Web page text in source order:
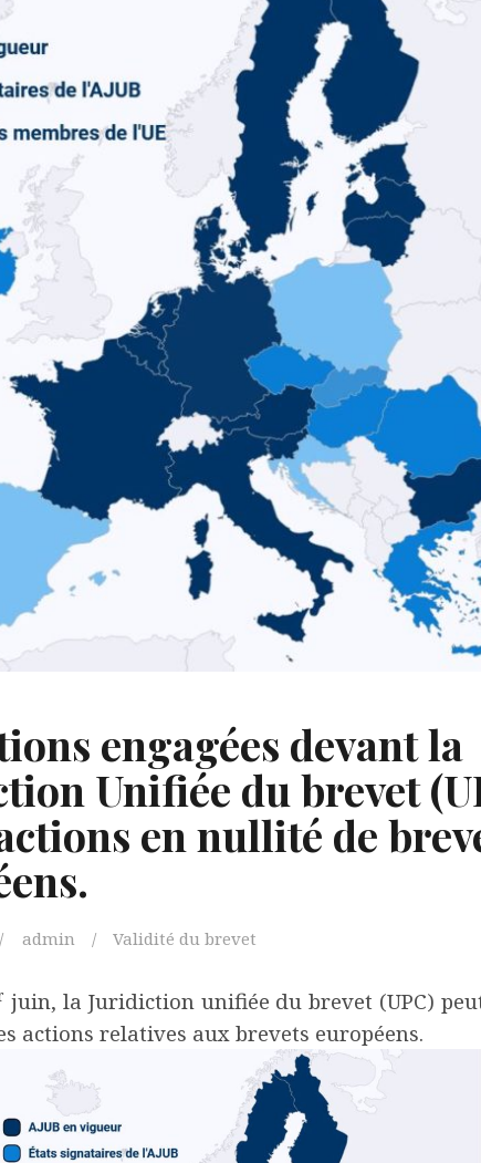
engagées devant la
Unifiée du brevet
en nullité de
admin Validité du brevet
juin, la Juridiction unifiée du brevet (UPC)
actions relatives aux brevets européens.